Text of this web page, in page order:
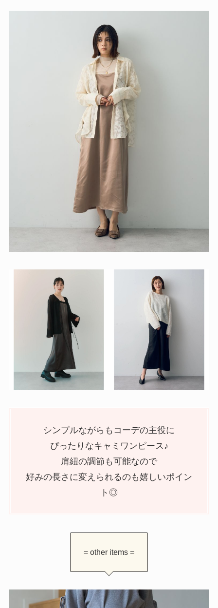
シンプルながらもコーデの主役に
ぴったりなキャミワンピース♪
肩紐の調節も可能なので
好みの長さに変えられるのも嬉しいポイン
ト◎
= other items =